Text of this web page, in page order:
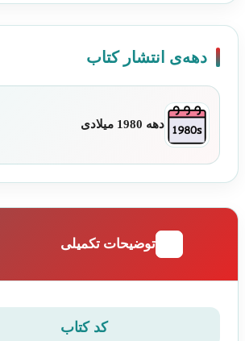
دهه‌ی انتشار کتاب
دهه 1980 میلادی
توضیحات تکمیلی
کد کتاب